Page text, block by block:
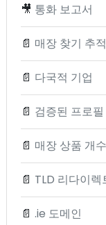
🎥 통화 보고서
📄 매장 찾기 추적
📄 다국적 기업
📄 검증된 프로필
📄 매장 상품 개수
📄 TLD 리다이렉
📄 .ie 도메인